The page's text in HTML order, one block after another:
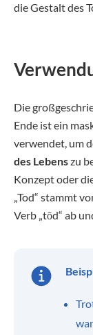
die Gestalt des
Die
Ende ist ein
verwendet, um
des Lebenszu
Konzept oder
„Tod“ stammt
Verb „tōd“ ab